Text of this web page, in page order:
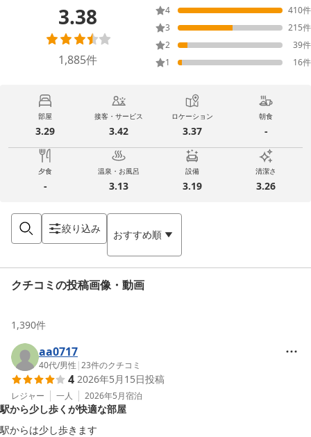
3.38
1,885件
4
410件
3
215件
2
39件
1
16件
部屋
3.29
接客・サービス
3.42
ロケーション
3.37
朝食
-
夕食
-
温泉・お風呂
3.13
設備
3.19
清潔さ
3.26
絞り込み おすすめ順
クチコミの投稿画像・動画
1,390件
aa0717
40代/男性 |23件のクチコミ
4 2026年5月15日投稿
レジャー 一人 2026年5月宿泊
駅から少し歩くが快適な部屋
駅からは少し歩きます